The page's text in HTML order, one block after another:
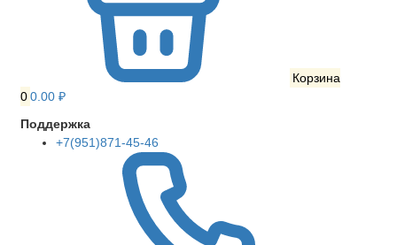
Корзина
00.00 ₽
Поддержка
+7(951)871-45-46